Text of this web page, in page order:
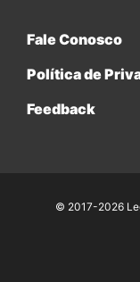
Fale Conosco
Política de
Feedback
© 2017-2026